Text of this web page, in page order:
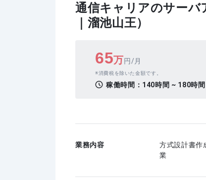
通信キャリアのサーバ
｜溜池山王）
65万円/月
消費税を除いた金額です。
稼働時間： 140時間 ~ 180時間
業務内容
方式設計書作
業